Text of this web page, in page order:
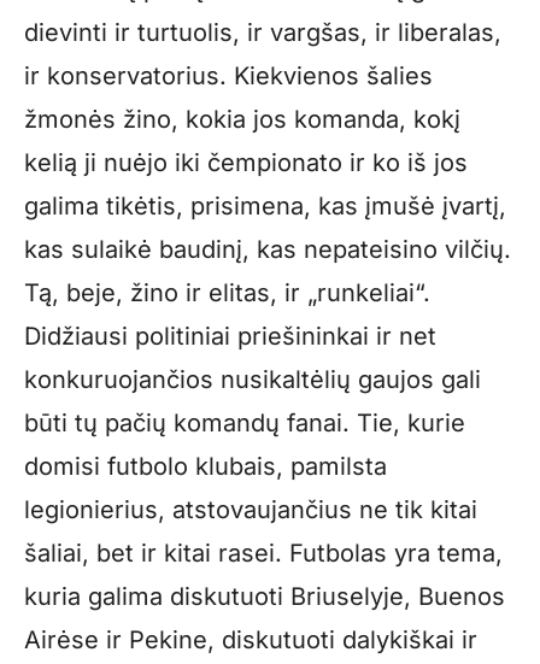
dievinti ir turtuolis, ir vargšas, ir liberalas,
ir konservatorius. Kiekvienos šalies
žmonės žino, kokia jos komanda, kokį
kelią ji nuėjo iki čempionato ir ko iš jos
galima tikėtis, prisimena, kas įmušė įvartį,
kas sulaikė baudinį, kas nepateisino vilčių.
Tą, beje, žino ir elitas, ir „runkeliai“.
Didžiausi politiniai priešininkai ir net
konkuruojančios nusikaltėlių gaujos gali
būti tų pačių komandų fanai. Tie, kurie
domisi futbolo klubais, pamilsta
legionierius, atstovaujančius ne tik kitai
šaliai, bet ir kitai rasei. Futbolas yra tema,
kuria galima diskutuoti Briuselyje, Buenos
Airėse ir Pekine, diskutuoti dalykiškai ir